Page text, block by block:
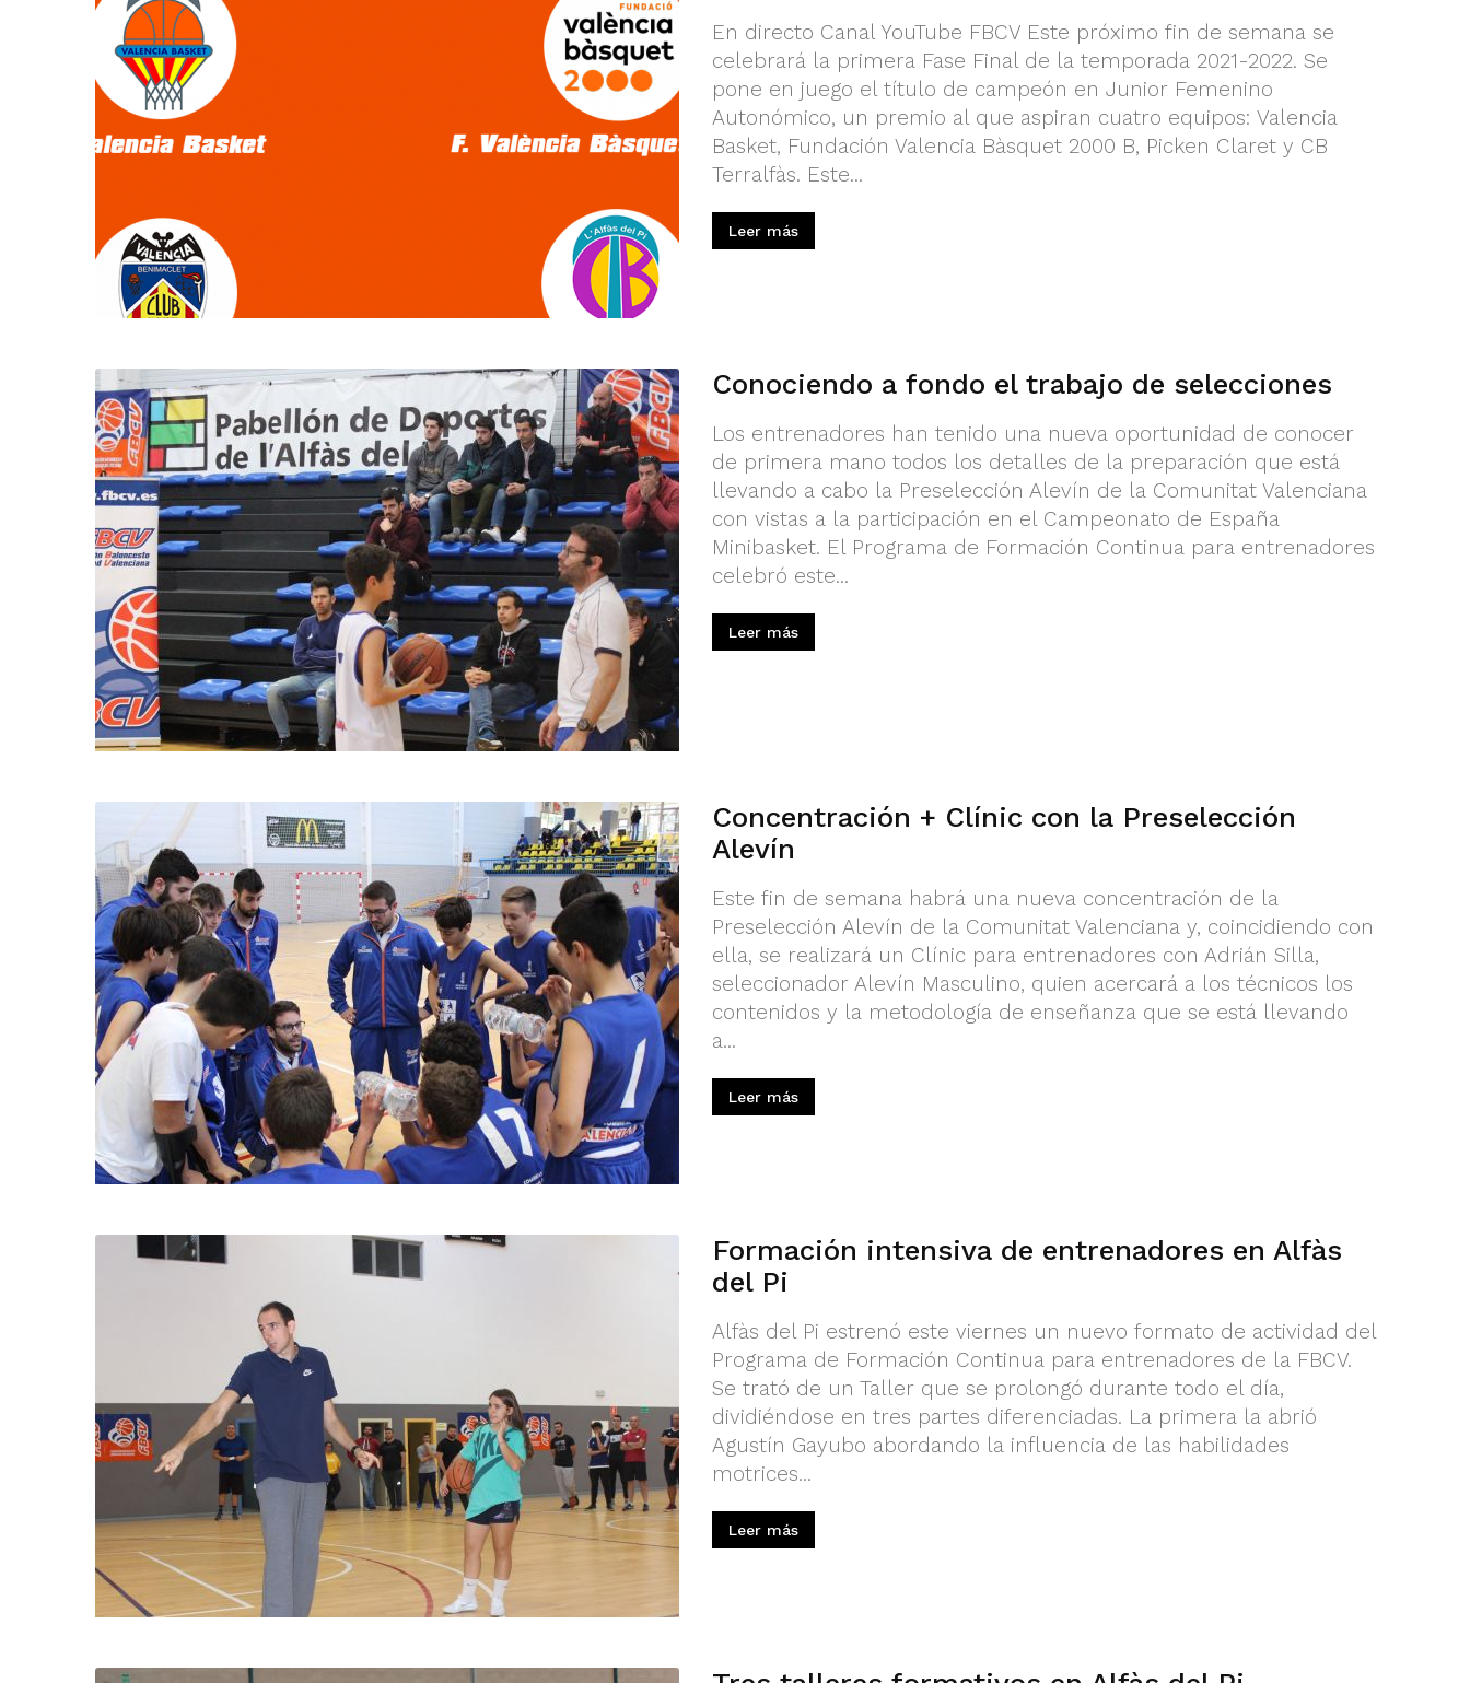
En directo Canal YouTube FBCV Este próximo fin de semana se
celebrará la primera Fase Final de la temporada 2021-2022. Se
pone en juego el título de campeón en Junior Femenino
Autonómico, un premio al que aspiran cuatro equipos: Valencia
Basket, Fundación Valencia Bàsquet 2000 B, Picken Claret y CB
Terralfàs. Este...
Leer más
Conociendo a fondo el trabajo de selecciones
Los entrenadores han tenido una nueva oportunidad de conocer
de primera mano todos los detalles de la preparación que está
llevando a cabo la Preselección Alevín de la Comunitat Valenciana
con vistas a la participación en el Campeonato de España
Minibasket. El Programa de Formación Continua para entrenadores
celebró este...
Leer más
Concentración + Clínic con la Preselección
Alevín
Este fin de semana habrá una nueva concentración de la
Preselección Alevín de la Comunitat Valenciana y, coincidiendo con
ella, se realizará un Clínic para entrenadores con Adrián Silla,
seleccionador Alevín Masculino, quien acercará a los técnicos los
contenidos y la metodología de enseñanza que se está llevando
a...
Leer más
Formación intensiva de entrenadores en Alfàs
del Pi
Alfàs del Pi estrenó este viernes un nuevo formato de actividad del
Programa de Formación Continua para entrenadores de la FBCV.
Se trató de un Taller que se prolongó durante todo el día,
dividiéndose en tres partes diferenciadas. La primera la abrió
Agustín Gayubo abordando la influencia de las habilidades
motrices...
Leer más